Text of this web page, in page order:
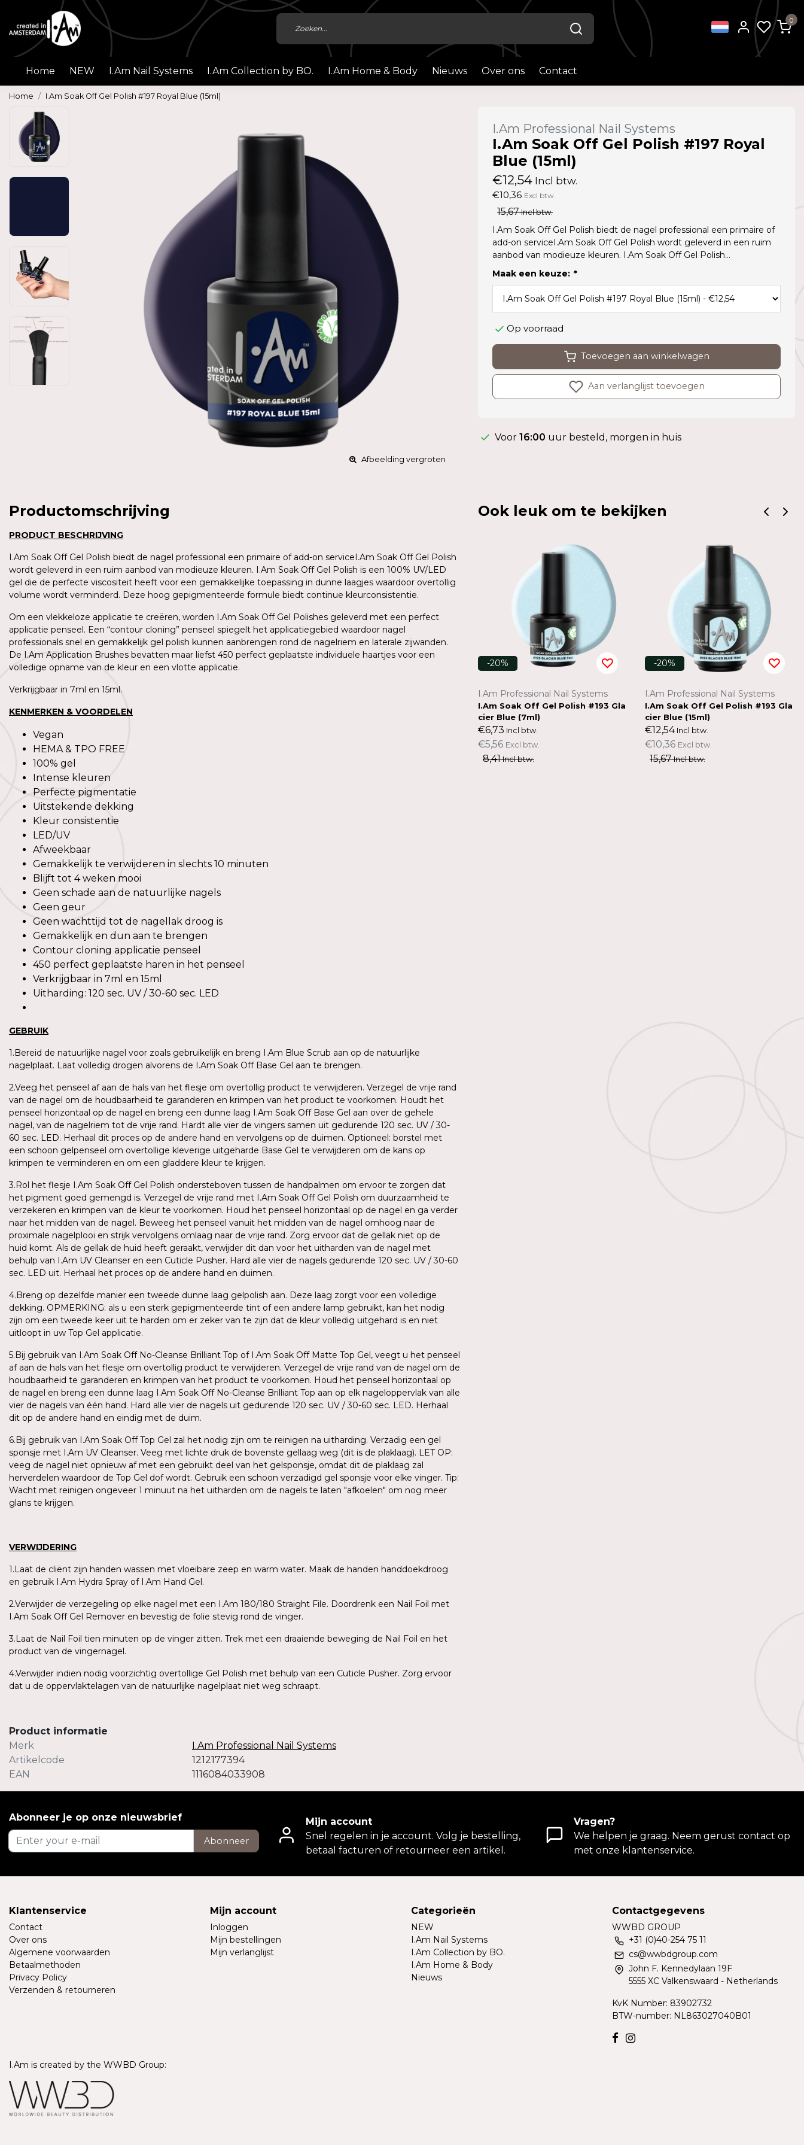
0
Home NEW I.Am Nail Systems I.Am Collection by BO. I.Am Home & Body Nieuws Over ons Contact
Home I.Am Soak Off Gel Polish #197 Royal Blue (15ml)
Afbeelding vergroten
I.Am Professional Nail Systems
I.Am Soak Off Gel Polish #197 Royal
Blue (15ml)
€12,54 Incl btw.
€10,36 Excl btw.
15,67Incl btw.
I.Am Soak Off Gel Polish biedt de nagel professional een primaire of
add-on serviceI.Am Soak Off Gel Polish wordt geleverd in een ruim
aanbod van modieuze kleuren. I.Am Soak Off Gel Polish...
Maak een keuze: *
Op voorraad
Toevoegen aan winkelwagen
Aan verlanglijst toevoegen
Voor 16:00 uur besteld, morgen in huis
Productomschrijving
PRODUCT BESCHRIJVING
I.Am Soak Off Gel Polish biedt de nagel professional een primaire of add-on serviceI.Am Soak Off Gel Polish
wordt geleverd in een ruim aanbod van modieuze kleuren. I.Am Soak Off Gel Polish is een 100% UV/LED
gel die de perfecte viscositeit heeft voor een gemakkelijke toepassing in dunne laagjes waardoor overtollig
volume wordt verminderd. Deze hoog gepigmenteerde formule biedt continue kleurconsistentie.
Om een vlekkeloze applicatie te creëren, worden I.Am Soak Off Gel Polishes geleverd met een perfect
applicatie penseel. Een “contour cloning” penseel spiegelt het applicatiegebied waardoor nagel
professionals snel en gemakkelijk gel polish kunnen aanbrengen rond de nagelriem en laterale zijwanden.
De I.Am Application Brushes bevatten maar liefst 450 perfect geplaatste individuele haartjes voor een
volledige opname van de kleur en een vlotte applicatie.
Verkrijgbaar in 7ml en 15ml.
KENMERKEN & VOORDELEN
Vegan
HEMA & TPO FREE
100% gel
Intense kleuren
Perfecte pigmentatie
Uitstekende dekking
Kleur consistentie
LED/UV
Afweekbaar
Gemakkelijk te verwijderen in slechts 10 minuten
Blijft tot 4 weken mooi
Geen schade aan de natuurlijke nagels
Geen geur
Geen wachttijd tot de nagellak droog is
Gemakkelijk en dun aan te brengen
Contour cloning applicatie penseel
450 perfect geplaatste haren in het penseel
Verkrijgbaar in 7ml en 15ml
Uitharding: 120 sec. UV / 30-60 sec. LED
GEBRUIK
1.Bereid de natuurlijke nagel voor zoals gebruikelijk en breng I.Am Blue Scrub aan op de natuurlijke
nagelplaat. Laat volledig drogen alvorens de I.Am Soak Off Base Gel aan te brengen.
2.Veeg het penseel af aan de hals van het flesje om overtollig product te verwijderen. Verzegel de vrije rand
van de nagel om de houdbaarheid te garanderen en krimpen van het product te voorkomen. Houdt het
penseel horizontaal op de nagel en breng een dunne laag I.Am Soak Off Base Gel aan over de gehele
nagel, van de nagelriem tot de vrije rand. Hardt alle vier de vingers samen uit gedurende 120 sec. UV / 30-
60 sec. LED. Herhaal dit proces op de andere hand en vervolgens op de duimen. Optioneel: borstel met
een schoon gelpenseel om overtollige kleverige uitgeharde Base Gel te verwijderen om de kans op
krimpen te verminderen en om een gladdere kleur te krijgen.
3.Rol het flesje I.Am Soak Off Gel Polish ondersteboven tussen de handpalmen om ervoor te zorgen dat
het pigment goed gemengd is. Verzegel de vrije rand met I.Am Soak Off Gel Polish om duurzaamheid te
verzekeren en krimpen van de kleur te voorkomen. Houd het penseel horizontaal op de nagel en ga verder
naar het midden van de nagel. Beweeg het penseel vanuit het midden van de nagel omhoog naar de
proximale nagelplooi en strijk vervolgens omlaag naar de vrije rand. Zorg ervoor dat de gellak niet op de
huid komt. Als de gellak de huid heeft geraakt, verwijder dit dan voor het uitharden van de nagel met
behulp van I.Am UV Cleanser en een Cuticle Pusher. Hard alle vier de nagels gedurende 120 sec. UV / 30-60
sec. LED uit. Herhaal het proces op de andere hand en duimen.
4.Breng op dezelfde manier een tweede dunne laag gelpolish aan. Deze laag zorgt voor een volledige
dekking. OPMERKING: als u een sterk gepigmenteerde tint of een andere lamp gebruikt, kan het nodig
zijn om een tweede keer uit te harden om er zeker van te zijn dat de kleur volledig uitgehard is en niet
uitloopt in uw Top Gel applicatie.
5.Bij gebruik van I.Am Soak Off No-Cleanse Brilliant Top of I.Am Soak Off Matte Top Gel, veegt u het penseel
af aan de hals van het flesje om overtollig product te verwijderen. Verzegel de vrije rand van de nagel om de
houdbaarheid te garanderen en krimpen van het product te voorkomen. Houd het penseel horizontaal op
de nagel en breng een dunne laag I.Am Soak Off No-Cleanse Brilliant Top aan op elk nageloppervlak van alle
vier de nagels van één hand. Hard alle vier de nagels uit gedurende 120 sec. UV / 30-60 sec. LED. Herhaal
dit op de andere hand en eindig met de duim.
6.Bij gebruik van I.Am Soak Off Top Gel zal het nodig zijn om te reinigen na uitharding. Verzadig een gel
sponsje met I.Am UV Cleanser. Veeg met lichte druk de bovenste gellaag weg (dit is de plaklaag). LET OP:
veeg de nagel niet opnieuw af met een gebruikt deel van het gelsponsje, omdat dit de plaklaag zal
herverdelen waardoor de Top Gel dof wordt. Gebruik een schoon verzadigd gel sponsje voor elke vinger. Tip:
Wacht met reinigen ongeveer 1 minuut na het uitharden om de nagels te laten "afkoelen" om nog meer
glans te krijgen.
VERWIJDERING
1.Laat de cliënt zijn handen wassen met vloeibare zeep en warm water. Maak de handen handdoekdroog
en gebruik I.Am Hydra Spray of I.Am Hand Gel.
2.Verwijder de verzegeling op elke nagel met een I.Am 180/180 Straight File. Doordrenk een Nail Foil met
I.Am Soak Off Gel Remover en bevestig de folie stevig rond de vinger.
3.Laat de Nail Foil tien minuten op de vinger zitten. Trek met een draaiende beweging de Nail Foil en het
product van de vingernagel.
4.Verwijder indien nodig voorzichtig overtollige Gel Polish met behulp van een Cuticle Pusher. Zorg ervoor
dat u de oppervlaktelagen van de natuurlijke nagelplaat niet weg schraapt.
Product informatie
Merk
I.Am Professional Nail Systems
Artikelcode
1212177394
EAN
1116084033908
Ook leuk om te bekijken
Nail Systems
Incl btw.
Excl btw.
Incl btw.
-20% -20%
I.Am Professional Nail Systems
I.Am Soak Off Gel Polish #193 Gla
cier Blue (7ml)
€6,73 Incl btw.
€5,56 Excl btw.
8,41Incl btw.
-20%
I.Am Professional Nail Systems
I.Am Soak Off Gel Polish #193 Gla
cier Blue (15ml)
€12,54Incl btw.
€10,36 Excl btw.
15,67Incl btw.
Abonneer je op onze nieuwsbrief
Abonneer
Mijn account
Snel regelen in je account. Volg je bestelling,
betaal facturen of retourneer een artikel.
Vragen?
We helpen je graag. Neem gerust contact op
met onze klantenservice.
Klantenservice
Contact
Over ons
Algemene voorwaarden
Betaalmethoden
Privacy Policy
Verzenden & retourneren
Mijn account
Inloggen
Mijn bestellingen
Mijn verlanglijst
Categorieën
NEW
I.Am Nail Systems
I.Am Collection by BO.
I.Am Home & Body
Nieuws
Contactgegevens
WWBD GROUP
+31 (0)40-254 75 11
cs@wwbdgroup.com
John F. Kennedylaan 19F
5555 XC Valkenswaard - Netherlands
KvK Number: 83902732
BTW-number: NL863027040B01
I.Am is created by the WWBD Group: